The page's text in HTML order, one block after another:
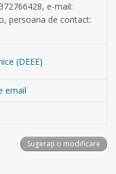
e-mail:
, persoana de contact:
(DEEE)
email
Sugerați o modificare